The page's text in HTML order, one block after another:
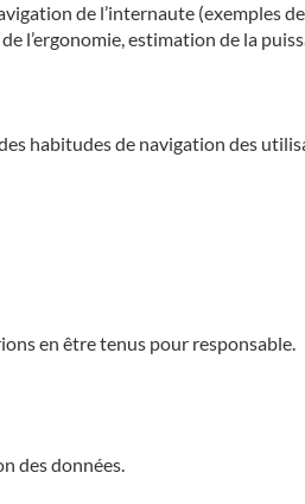
de l’internaute (exemples
estimation de la
habitudes de navigation des
en être tenus pour responsable.
des données.